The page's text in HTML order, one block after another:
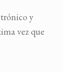
y
vez que